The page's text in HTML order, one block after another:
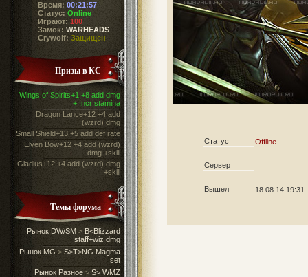
Время: 00:21:57
Статус: Online
Играют: 100
Замок: WARHEADS
Crywolf: Защищен
Призы в КС
Wings of Spirits+1 +8 add dmg
+ Incr stamina
Dragon Lance+12 +4 add
(wzrd) dmg
Small Shield+13 +5 add def rate
Elven Bow+12 +4 add (wzrd)
dmg +skill
Gladius+12 +4 add (wzrd) dmg
+skill
Темы форума
Рынок DW/SM > B<Blizzard
staff+wiz dmg
Рынок MG > S>T>NG Magma
set
Рынок Разное > S> WMZ
Статус Offline
Сервер –
Вышел 18.08.14 19:31